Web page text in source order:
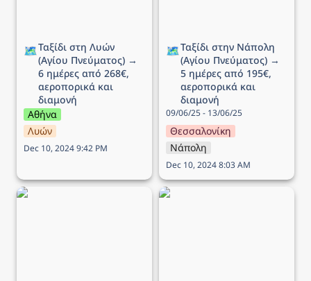
🗺️Ταξίδι στη Λυών
(Αγίου Πνεύματος) →
6 ημέρες από 268€,
αεροπορικά και
διαμονή
Αθήνα
Λυών
Dec 10, 2024 9:42 PM
🗺️Ταξίδι στην Νάπολη
(Αγίου Πνεύματος) →
5 ημέρες από 195€,
αεροπορικά και
διαμονή
09/06/25 - 13/06/25
Θεσσαλονίκη
Νάπολη
Dec 10, 2024 8:03 AM
Ταξίδι στο Ντουμπρόβνικ
Ταξίδι στην Ισλανδία → 7